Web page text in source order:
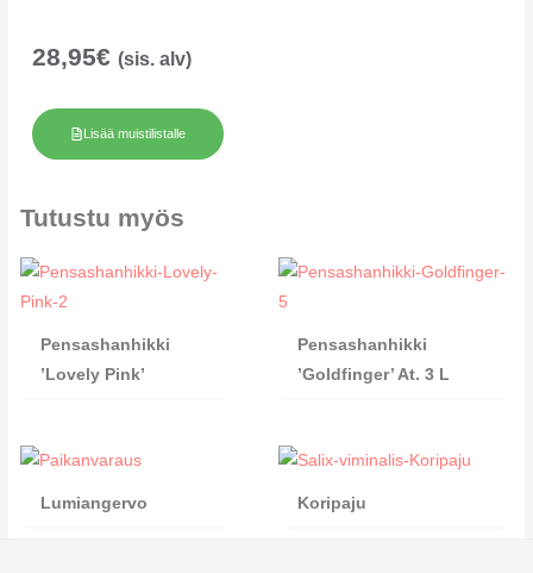
28,95€ (sis. alv)
Lisää muistilistalle
Tutustu myös
Pensashanhikki
’Lovely Pink’
Pensashanhikki
’Goldfinger’ At. 3 L
Lumiangervo Koripaju